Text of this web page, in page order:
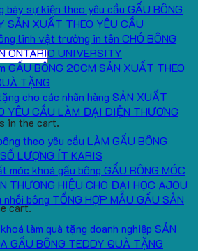
in the cart.
cart.
GẤU BÔNG
SẢN XUẤT THEO YÊU CẦU
CHÓ BÔNG
ONTARIO UNIVERSITY
GẤU BÔNG 20CM SẢN XUẤT THEO
TẶNG
SẢN XUẤT
YÊU CẦU LÀM ĐẠI DIỆN THƯƠNG
LÀM GẤU BÔNG
LƯỢNG ÍT KARIS
GẤU BÔNG MÓC
THƯƠNG HIỆU CHO ĐẠI HỌC AJOU
TỔNG HỢP MẪU GẤU SẢN
SẢN
GẤU BÔNG TEDDY QUÀ TẶNG